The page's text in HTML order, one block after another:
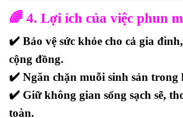
🌈 4. Lợi ích của việc phun
✔️ Bảo vệ sức khỏe cho cả gia
cộng đồng.
✔️ Ngăn chặn muỗi sinh sản trong
✔️ Giữ không gian sống sạch sẽ,
toàn.